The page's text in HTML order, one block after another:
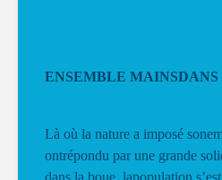
ENSEMBLE MAINSDANS
Là où la nature a imposé
ontrépondu par une grande
dans la boue, lapopulation